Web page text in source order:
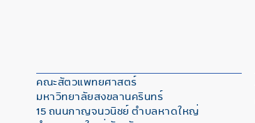
คณะสัตวแพทยศาสตร์
มหาวิทยาลัยสงขลานครินทร์
15 ถนนกาญจนวนิชย์ ตำบลหาดใหญ่